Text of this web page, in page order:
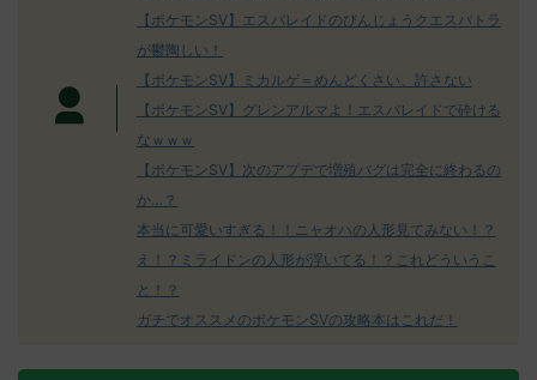
【ポケモンSV】エスバレイドのびんじょうクエスパトラ
が鬱陶しい！
【ポケモンSV】ミカルゲ＝めんどくさい、許さない
【ポケモンSV】グレンアルマよ！エスバレイドで砕ける
なｗｗｗ
【ポケモンSV】次のアプデで増殖バグは完全に終わるの
か…？
本当に可愛いすぎる！！ニャオハの人形見てみない！？
え！？ミライドンの人形が浮いてる！？これどういうこ
と！？
ガチでオススメのポケモンSVの攻略本はこれだ！